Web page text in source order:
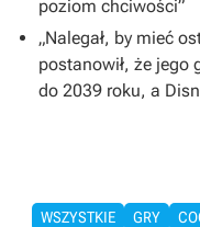
poziom chciwości”
„Nalegał, by mieć
postanowił, że jego
do 2039 roku, a
WSZYSTKIE GRY